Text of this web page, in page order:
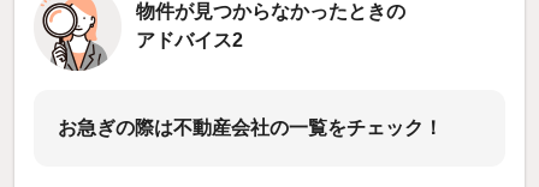
物件が見つからなかったときの
アドバイス2
お急ぎの際は不動産会社の一覧をチェック！